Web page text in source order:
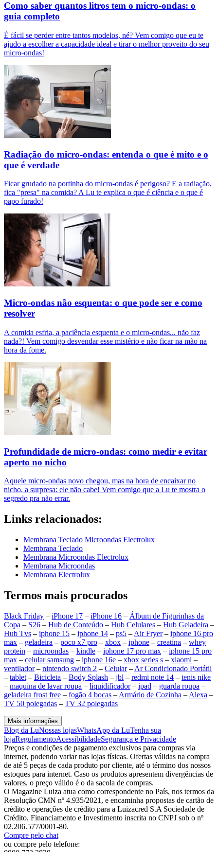
Como saber quantos litros tem o micro-ondas: o
guia completo
É fácil se perder entre tantos modelos, né? Vem comigo que eu te
ajudo a escolher a capacidade ideal e tirar o melhor proveito do seu
micro-ondas!
Radiação do micro-ondas: entenda o que é mito e o
que é verdade
Ficar grudado na portinha do micro-ondas é perigoso? E a radiação,
fica "presa" na comida? A Lu te explica o que é ciência e o que é
papo furado!
Micro-ondas não esquenta: o que pode ser e como
resolver
A comida esfria, a paciência esquenta e o micro-ondas... não faz
nada?! Vem comigo desvendar esse mistério e não ficar na mão na
hora da fome.
Profundidade de micro-ondas: como medir e evitar
aperto no nicho
Aquele micro-ondas novo chegou, mas na hora de encaixar no
nicho, a surpresa: ele não cabe! Vem comigo que a Lu te mostra o
segredo pra não errar.
Links relacionados:
Membrana Teclado Microondas Electrolux
Membrana Teclado
Membrana Microondas Electrolux
Membrana Microondas
Membrana Electrolux
Termos mais procurados
Black Friday – iPhone 17 – iPhone 16 – Álbum de Figurinhas da
Copa – S26 – Hub de Conteúdo – Hub Celulares – Hub Geladeira –
Hub Tvs – iphone 15 – iphone 14 – ps5 – Air Fryer– iphone 16 pro
max – geladeira – poco x7 pro – xbox – iphone – creatina – whey
protein – microondas – kindle – iphone 17 pro max – iphone 15 pro
max – celular samsung – iphone 16e – xbox series s – xiaomi –
ventilador– nintendo switch 2 – Celular– Ar Condicionado Portátil
– tablet – Bicicleta – Body Splash – jbl – redmi note 14 – tenis nike
– maquina de lavar roupa – liquidificador– ipad – guarda roupa –
geladeira frost free – fogão 4 bocas – Armário de Cozinha – Alexa –
TV 50 polegadas – TV 32 polegadas
Mais informações
Blog da LuNossas lojasWhatsApp da LuTenha sua
lojaRegulamentoAcessibilidadeSegurança e Privacidade
Preços e condições de pagamento exclusivos para compras via
internet, podendo variar nas lojas físicas. Ofertas válidas na compra
de até 5 peças de cada produto por cliente, até o término dos nossos
estoques para internet. Caso os produtos apresentem divergências de
valores, o preço válido é o da sacola de compras.
O Magazine Luiza atua como correspondente no País, nos termos da
Resolução CMN nº 4.935/2021, e encaminha propostas de cartão de
crédito e operações de crédito para a Luizacred S.A Sociedade de
Crédito, Financiamento e Investimento inscrita no CNPJ sob o nº
02.206.577/0001-80.
Compre pelo chat
ou compre pelo telefone: